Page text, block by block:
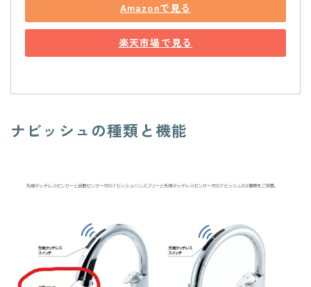
Amazonで見る
楽天市場で見る
ナビッシュの種類と機能